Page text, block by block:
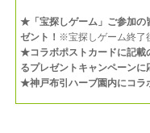
★「宝探しゲーム」ご参加の
ゼント！ ※宝探しゲーム終了
★コラボポストカードに記載
るプレゼントキャンペーンに
★神戸布引ハーブ園内にコラ